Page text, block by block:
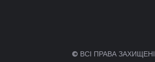
© ВСІ ПРАВА ЗАХИЩЕНІ